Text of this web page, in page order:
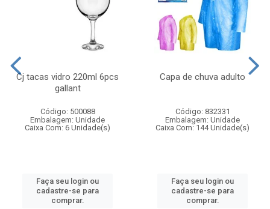
Cj tacas vidro 220ml 6pcs
gallant
Código: 500088
Embalagem: Unidade
Caixa Com: 6 Unidade(s)
Faça seu login ou
cadastre-se para
comprar.
Capa de chuva adulto
Código: 832331
Embalagem: Unidade
Caixa Com: 144 Unidade(s)
Faça seu login ou
cadastre-se para
comprar.